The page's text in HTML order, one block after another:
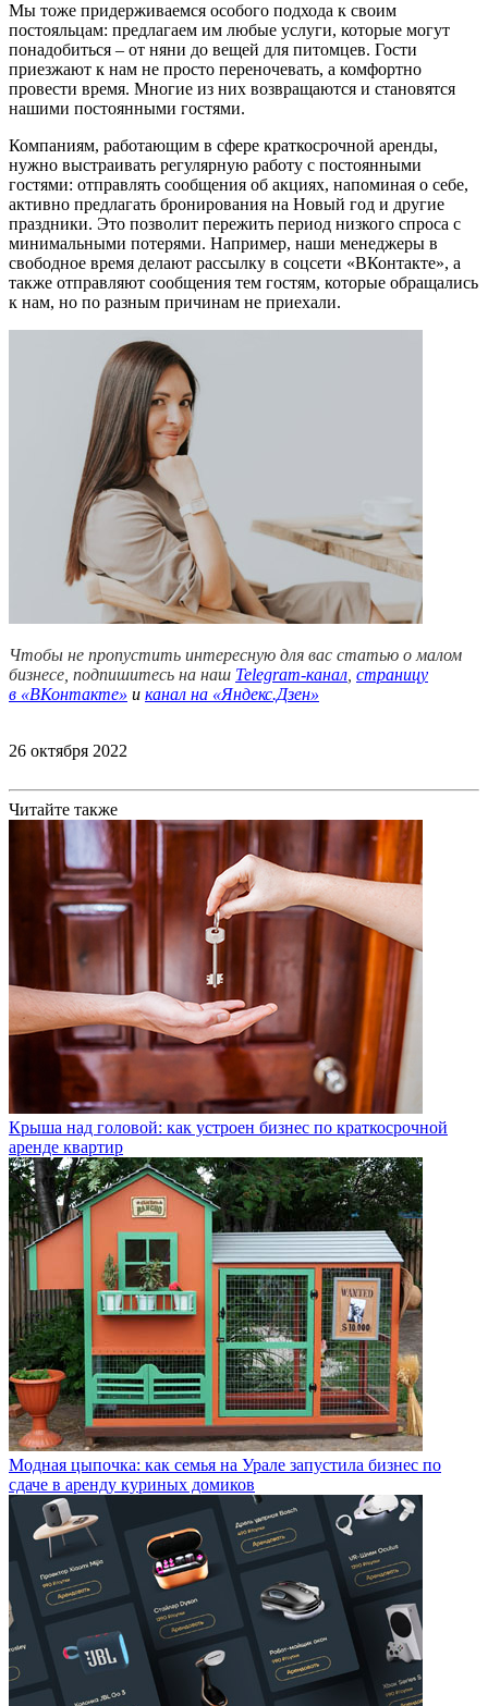
Мы тоже придерживаемся особого подхода к своим
постояльцам: предлагаем им любые услуги, которые могут
понадобиться – от няни до вещей для питомцев. Гости
приезжают к нам не просто переночевать, а комфортно
провести время. Многие из них возвращаются и становятся
нашими постоянными гостями.
Компаниям, работающим в сфере краткосрочной аренды,
нужно выстраивать регулярную работу с постоянными
гостями: отправлять сообщения об акциях, напоминая о себе,
активно предлагать бронирования на Новый год и другие
праздники. Это позволит пережить период низкого спроса с
минимальными потерями. Например, наши менеджеры в
свободное время делают рассылку в соцсети «ВКонтакте», а
также отправляют сообщения тем гостям, которые обращались
к нам, но по разным причинам не приехали.
Чтобы не пропустить интересную для вас статью о малом
бизнесе, подпишитесь на наш Telegram-канал страницу
в «ВКонтакте» и канал на «Яндекс.Дзен»
26 октября 2022
Читайте также
Крыша над головой: как устроен бизнес по краткосрочной
аренде квартир
Модная цыпочка: как семья на Урале запустила бизнес по
сдаче в аренду куриных домиков